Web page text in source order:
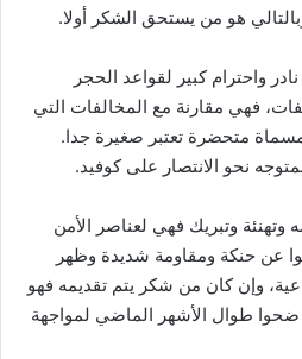
هو من يستحق الشكر أولا.
واحترام كبير لقواعد الحجر
فهي مقارنة مع المخالفات التي
متحضرة تعتبر صغيرة جدا.
نحو الانتصار على كوفيد.
وتبريك فهي لعناصر الأمن
عن حنكة ومقاومة شديدة وظهر
وإن كان من شكر يتم تقديمه فهو
ضحوا طوال الأشهر الماضي لمواجهة